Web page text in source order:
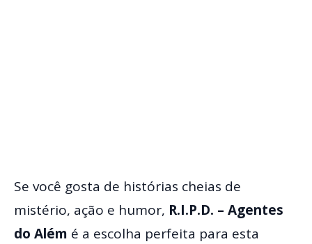
Se você gosta de histórias cheias de
mistério, ação e humor, R.I.P.D. – Agentes
do Além é a escolha perfeita para esta